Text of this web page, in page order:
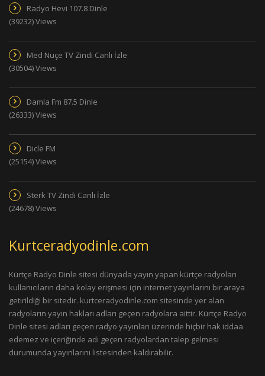
Radyo Hevi 107.8 Dinle
(39232) Views
Med Nuçe TV Zindi Canlı İzle
(30504) Views
Damla Fm 87.5 Dinle
(26333) Views
Dicle FM
(25154) Views
Sterk TV Zindi Canlı İzle
(24678) Views
Kurtceradyodinle.com
Kürtçe Radyo Dinle sitesi dünyada yayın yapan kürtçe radyoları
kullanıcıların daha kolay erişmesi için internet yayınlarını bir araya
getirildiği bir sitedir. kurtceradyodinle.com sitesinde yer alan
radyoların yayın hakları adları geçen radyolara aittir. Kürtçe Radyo
Dinle sitesi adları geçen radyo yayınları üzerinde hiçbir hak iddaa
edemez ve içeriğinde adı geçen radyolardan talep gelmesi
durumunda yayınlarını listesinden kaldırabilir.